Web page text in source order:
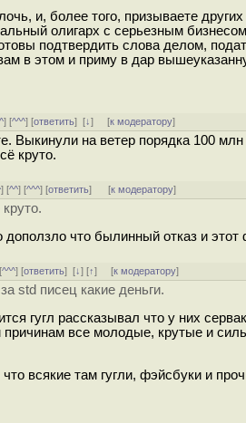
и, более того, призываете
олигарх с серьезным
подтвердить слова делом,
в этом и приму в дар
] [^^^] [ответить][↓] [к модератору]
Выкинули на ветер порядка 100
круто.
] [^^] [^^^] [ответить] [к модератору]
что былинный отказ и этот
^^^] [ответить][↓] [↑] [к модератору]
std писец какие деньги.
гугл рассказывал что у них
причинам все молодые, крутые и
всякие там гугли, фэйсбуки и